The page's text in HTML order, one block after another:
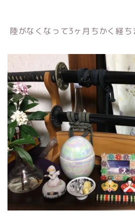
陸がなくなって3ヶ月ちかく経ち